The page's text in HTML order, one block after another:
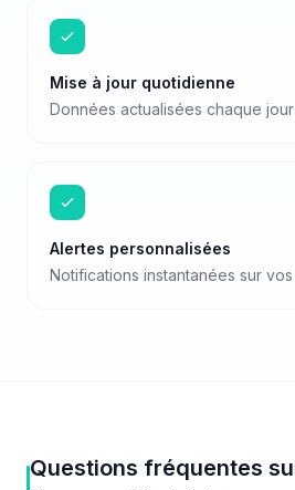
Mise à jour quotidienne
Données actualisées chaque
Alertes personnalisées
Notifications instantanées sur
Questions fréquentes